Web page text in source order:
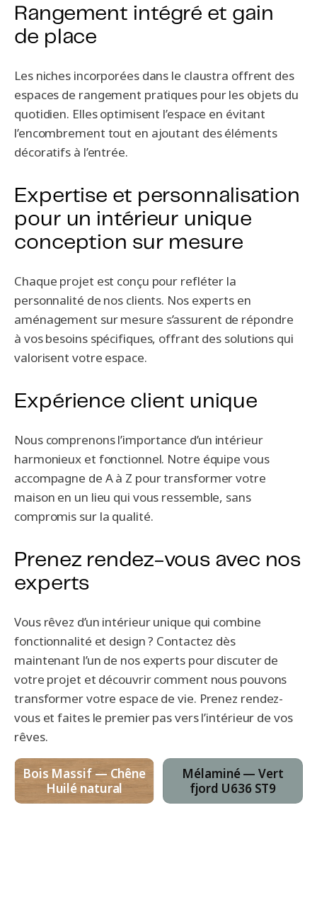
Rangement intégré et gain
de place
Les niches incorporées dans le claustra offrent des
espaces de rangement pratiques pour les objets du
quotidien. Elles optimisent l’espace en évitant
l’encombrement tout en ajoutant des éléments
décoratifs à l’entrée.
Expertise et personnalisation
pour un intérieur unique
conception sur mesure
Chaque projet est conçu pour refléter la
personnalité de nos clients. Nos experts en
aménagement sur mesure s’assurent de répondre
à vos besoins spécifiques, offrant des solutions qui
valorisent votre espace.
Expérience client unique
Nous comprenons l’importance d’un intérieur
harmonieux et fonctionnel. Notre équipe vous
accompagne de A à Z pour transformer votre
maison en un lieu qui vous ressemble, sans
compromis sur la qualité.
Prenez rendez-vous avec nos
experts
Vous rêvez d’un intérieur unique qui combine
fonctionnalité et design ? Contactez dès
maintenant l’un de nos experts pour discuter de
votre projet et découvrir comment nous pouvons
transformer votre espace de vie. Prenez rendez-
vous et faites le premier pas vers l’intérieur de vos
rêves.
Bois Massif — Chêne
Huilé natural
Mélaminé — Vert
fjord U636 ST9